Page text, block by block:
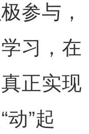
参与，
习，在
正实现
动”起